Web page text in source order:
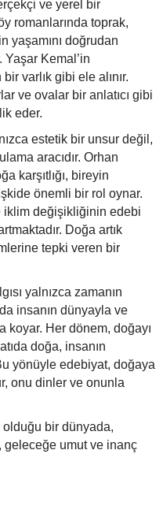
ve yerel bir
romanlarında toprak,
yaşamını doğrudan
Yaşar Kemal’in
varlık gibi ele alınır.
ve ovalar bir anlatıcı gibi
eder.
estetik bir unsur değil,
aracıdır. Orhan
karşıtlığı, bireyin
önemli bir rol oynar.
iklim değişikliğinin edebi
Doğa artık
tepki veren bir
yalnızca zamanın
insanın dünyayla ve
Her dönem, doğayı
doğa, insanın
yönüyle edebiyat, doğaya
onu dinler ve onunla
olduğu bir dünyada,
geleceğe umut ve inanç